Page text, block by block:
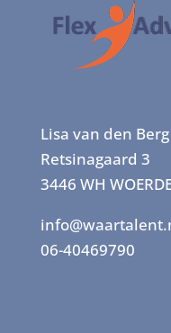
Lisa van den Berg
Retsinagaard 3
3446 WH
06-40469790